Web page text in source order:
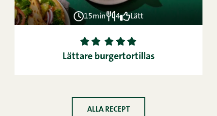
15min 4 Lätt
1 2 3 4
5
Lättare burgertortillas
ALLA RECEPT